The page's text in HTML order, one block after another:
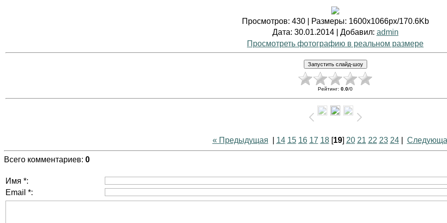
Просмотров: 430 | Размеры: 1600x1066px/170.6Kb
Дата: 30.01.2014 | Добавил: admin
Просмотреть фотографию в реальном размере
Рейтинг: 0.0/0
« Предыдущая 14 15 16 17 18[19] 20 21 22 23 24|
Всего комментариев: 0
Имя *:
Email *: